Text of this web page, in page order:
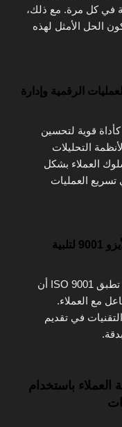
في كل مرة. مع ذلك،
الحل الأمثل لهذه
الرقمية وإدارة
قوية لتحسين
التحليلات
العملاء بشكل
العمليات
تطبيقات تكنولوجية مدعومة بمعايير الأيزو 9001 لتلبية
على سبيل المثال، يمكن للشركات التي تطبق ISO 9001 أن
مع العملاء.
في تقديم
العملاء باستخدام